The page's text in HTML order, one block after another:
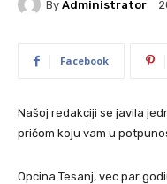
By Administrator
Facebook
Našoj redakciji se javila
pričom koju vam u
Opcina Tesanj, vec par